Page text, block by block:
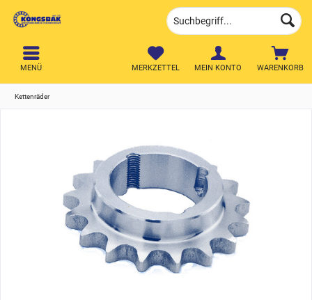
WARENKORB
MERKZETTEL MEIN KONTO
MENÜ
Kettenräder